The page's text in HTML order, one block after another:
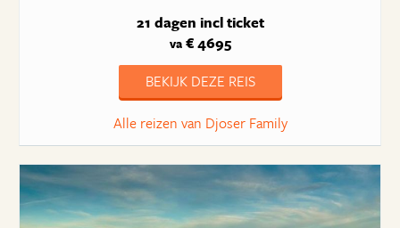
21 dagen incl ticket
va€ 4695
BEKIJK DEZE REIS
Alle reizen van Djoser Family